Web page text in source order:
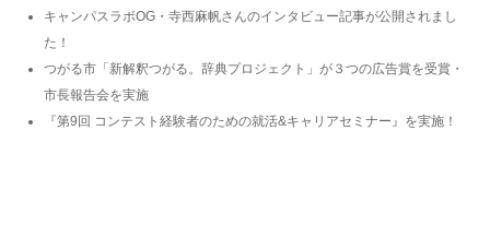
キャンパスラボOG・寺西麻帆さんのインタビュー記事が公開されまし
た！
つがる市「新解釈つがる。辞典プロジェクト」が３つの広告賞を受賞・
市長報告会を実施
『第9回 コンテスト経験者のための就活&キャリアセミナー』を実施！